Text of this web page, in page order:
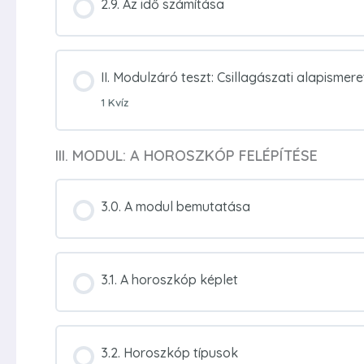
2.9. Az idő számítása
II. Modulzáró teszt: Csillagászati
1 Kvíz
III. MODUL: A HOROSZKÓP FELÉPÍTÉSE
3.0. A modul bemutatása
3.1. A horoszkóp képlet
3.2. Horoszkóp típusok